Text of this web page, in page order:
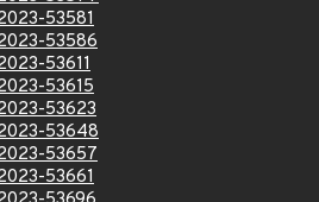
53581
53586
53611
53615
53623
53648
53657
53661